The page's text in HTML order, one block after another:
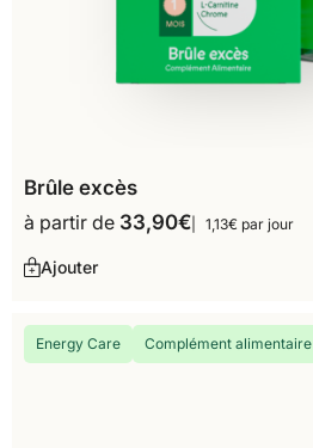
Brûle excès
à partir de 33,90€ 1,13€ par jour
Ajouter
Energy Care Complément alimentaire